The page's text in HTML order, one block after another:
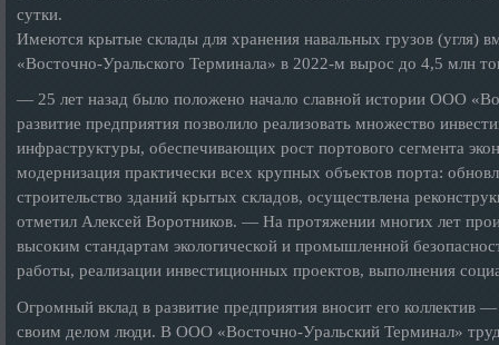
сутки.
Имеются крытые склады для хранения навальных грузов
«Восточно-Уральского Терминала» в 2022-м вырос до 4,5 млн
— 25 лет назад было положено начало славной истории ООО
развитие предприятия позволило реализовать множество
инфраструктуры, обеспечивающих рост портового сегмента
модернизация практически всех крупных объектов порта:
строительство зданий крытых складов, осуществлена
отметил Алексей Воротников. — На протяжении многих лет
высоким стандартам экологической и промышленной
работы, реализации инвестиционных проектов, выполнения
Огромный вклад в развитие предприятия вносит его коллектив
своим делом люди. В ООО «Восточно-Уральский Терминал»